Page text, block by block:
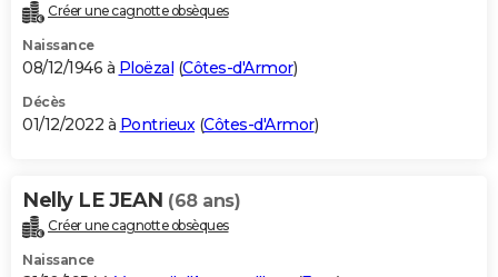
Créer une cagnotte obsèques
Naissance
08/12/1946 à Ploëzal (Côtes-d'Armor)
Décès
01/12/2022 à Pontrieux(Côtes-d'Armor)
Nelly LE JEAN (68 ans)
Créer une cagnotte obsèques
Naissance